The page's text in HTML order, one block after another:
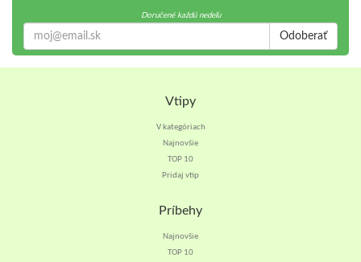
Doručené každú nedeľu
Odoberať
Vtipy
V kategóriach
Najnovšie
TOP 10
Pridaj vtip
Príbehy
Najnovšie
TOP 10